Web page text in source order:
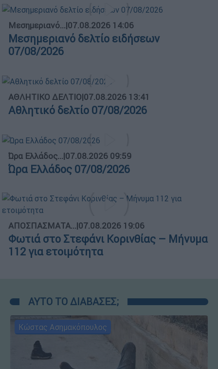
Μεσημεριανό...|07.08.2026 14:06
Μεσημεριανό δελτίο ειδήσεων
07/08/2026
ΑΘΛΗΤΙΚΟ ΔΕΛΤΙΟ|07.08.2026 13:41
Αθλητικό δελτίο 07/08/2026
Ώρα Ελλάδος...|07.08.2026 09:59
Ώρα Ελλάδος 07/08/2026
ΑΠΟΣΠΑΣΜΑΤΑ...|07.08.2026 19:06
Φωτιά στο Στεφάνι Κορινθίας – Μήνυμα
112 για ετοιμότητα
ΑΥΤΟ ΤΟ ΔΙΑΒΑΣΕΣ;
Κώστας Ασημακόπουλος